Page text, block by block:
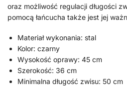
oraz możliwość regulacji długości
pomocą łańcucha także jest jej
Materiał wykonania: stal
Kolor: czarny
Wysokość oprawy: 45 cm
Szerokość: 36 cm
Minimalna długość zwisu: 50 cm